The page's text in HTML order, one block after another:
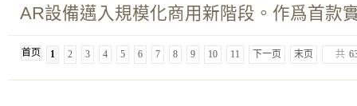
AR設備邁入規模化商用新階段。作爲首款
首页 1 2 3 4 5 6 7 8 9 10 11 下一页 末页 共